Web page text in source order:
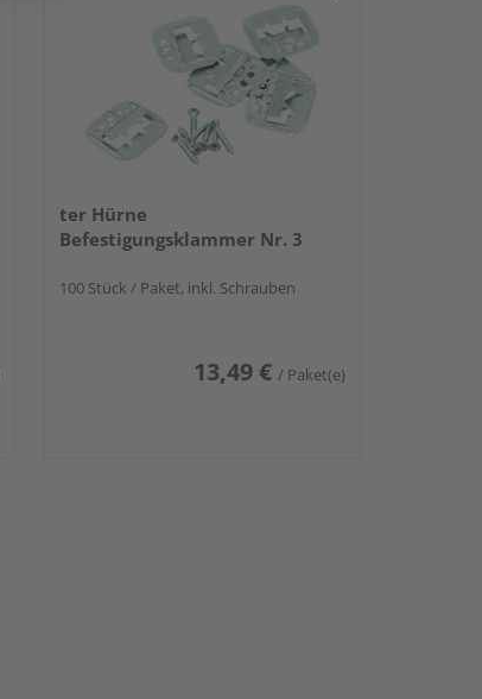
ter Hürne
Befestigungsklammer Nr. 3
100 Stück / Paket, inkl. Schrauben
13,49 € / Paket(e)